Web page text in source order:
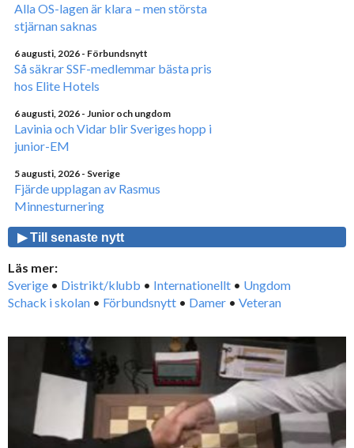
Alla OS-lagen är klara – men största
stjärnan saknas
6 augusti, 2026 - Förbundsnytt
Så säkrar SSF-medlemmar bästa pris
hos Elite Hotels
6 augusti, 2026 - Junior och ungdom
Lavinia och Vidar blir Sveriges hopp i
junior-EM
5 augusti, 2026 - Sverige
Fjärde upplagan av Rasmus
Minnesturnering
▶ Till senaste nytt
Läs mer:
Sverige • Distrikt/klubb • Internationellt • Ungdom
Schack i skolan • Förbundsnytt • Damer • Veteran